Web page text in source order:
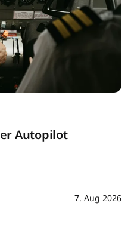
Autopilot
7. Aug 2026